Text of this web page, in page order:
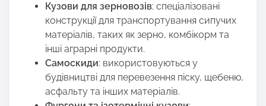
Кузови для зерновозів: спеціалізовані
конструкції для транспортування сипучих
матеріалів, таких як зерно, комбікорм та
інші аграрні продукти.
Самоскиди: використовуються у
будівництві для перевезення піску, щебеню,
асфальту та інших матеріалів.